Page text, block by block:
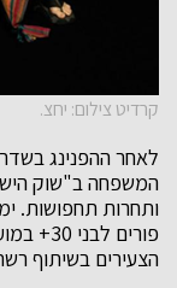
קרדיט צילום: יחצ.
לאחר ההפנינג
המשפחה ב"שוק
הצעירים בשיתוף